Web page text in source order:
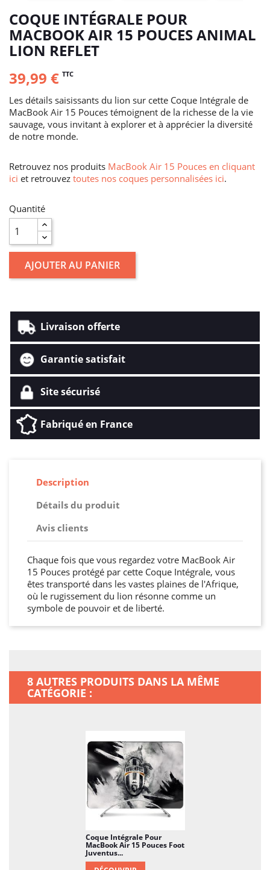
COQUE INTÉGRALE POUR
MACBOOK AIR 15 POUCES ANIMAL
LION REFLET
39,99 € TTC
Les détails saisissants du lion sur cette Coque Intégrale de
MacBook Air 15 Pouces témoignent de la richesse de la vie
sauvage, vous invitant à explorer et à apprécier la diversité
de notre monde.
Retrouvez nos produits MacBook Air 15 Pouces en cliquant
ici et retrouvez toutes nos coques personnalisées ici.
Quantité
AJOUTER AU PANIER
Livraison offerte
Garantie satisfait
Site sécurisé
Fabriqué en France
Description
Détails du produit
Avis clients
Chaque fois que vous regardez votre MacBook Air
15 Pouces protégé par cette Coque Intégrale, vous
êtes transporté dans les vastes plaines de l'Afrique,
où le rugissement du lion résonne comme un
symbole de pouvoir et de liberté.
8 AUTRES PRODUITS DANS LA MÊME
CATÉGORIE :
Coque Intégrale Pour
MacBook Air 15 Pouces Foot
Juventus...